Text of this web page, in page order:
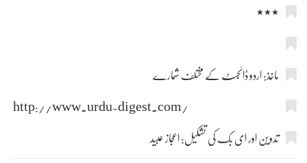
٭٭٭
ماخذ: اردو ڈائجسٹ کے مختلف شمارے
http://www.urdu-digest.com/
تدوین اور ای بک کی تشکیل: اعجاز عبید